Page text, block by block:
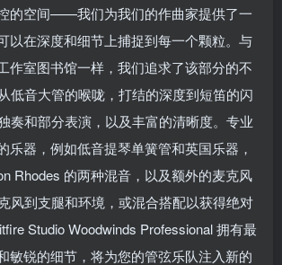
的空间——我们为我们的作曲家提供了一
以在深度和细节上捕捉到每一个颗粒。与
作室图书馆一样，我们追求了该部分的不
低音大管的喉咙，打结的深度到短笛的闪
奏和部分表演，以及丰富的清晰度。专业
乐器，例如低音提琴单簧管和英国乐器，
Rhodes 的两种混音，以及额外的麦克风
风到支腿和环境，或混合搭配以获得绝对
Studio Woodwinds Professional 拥有最
敏锐的细节，将为您的管弦乐队注入新的